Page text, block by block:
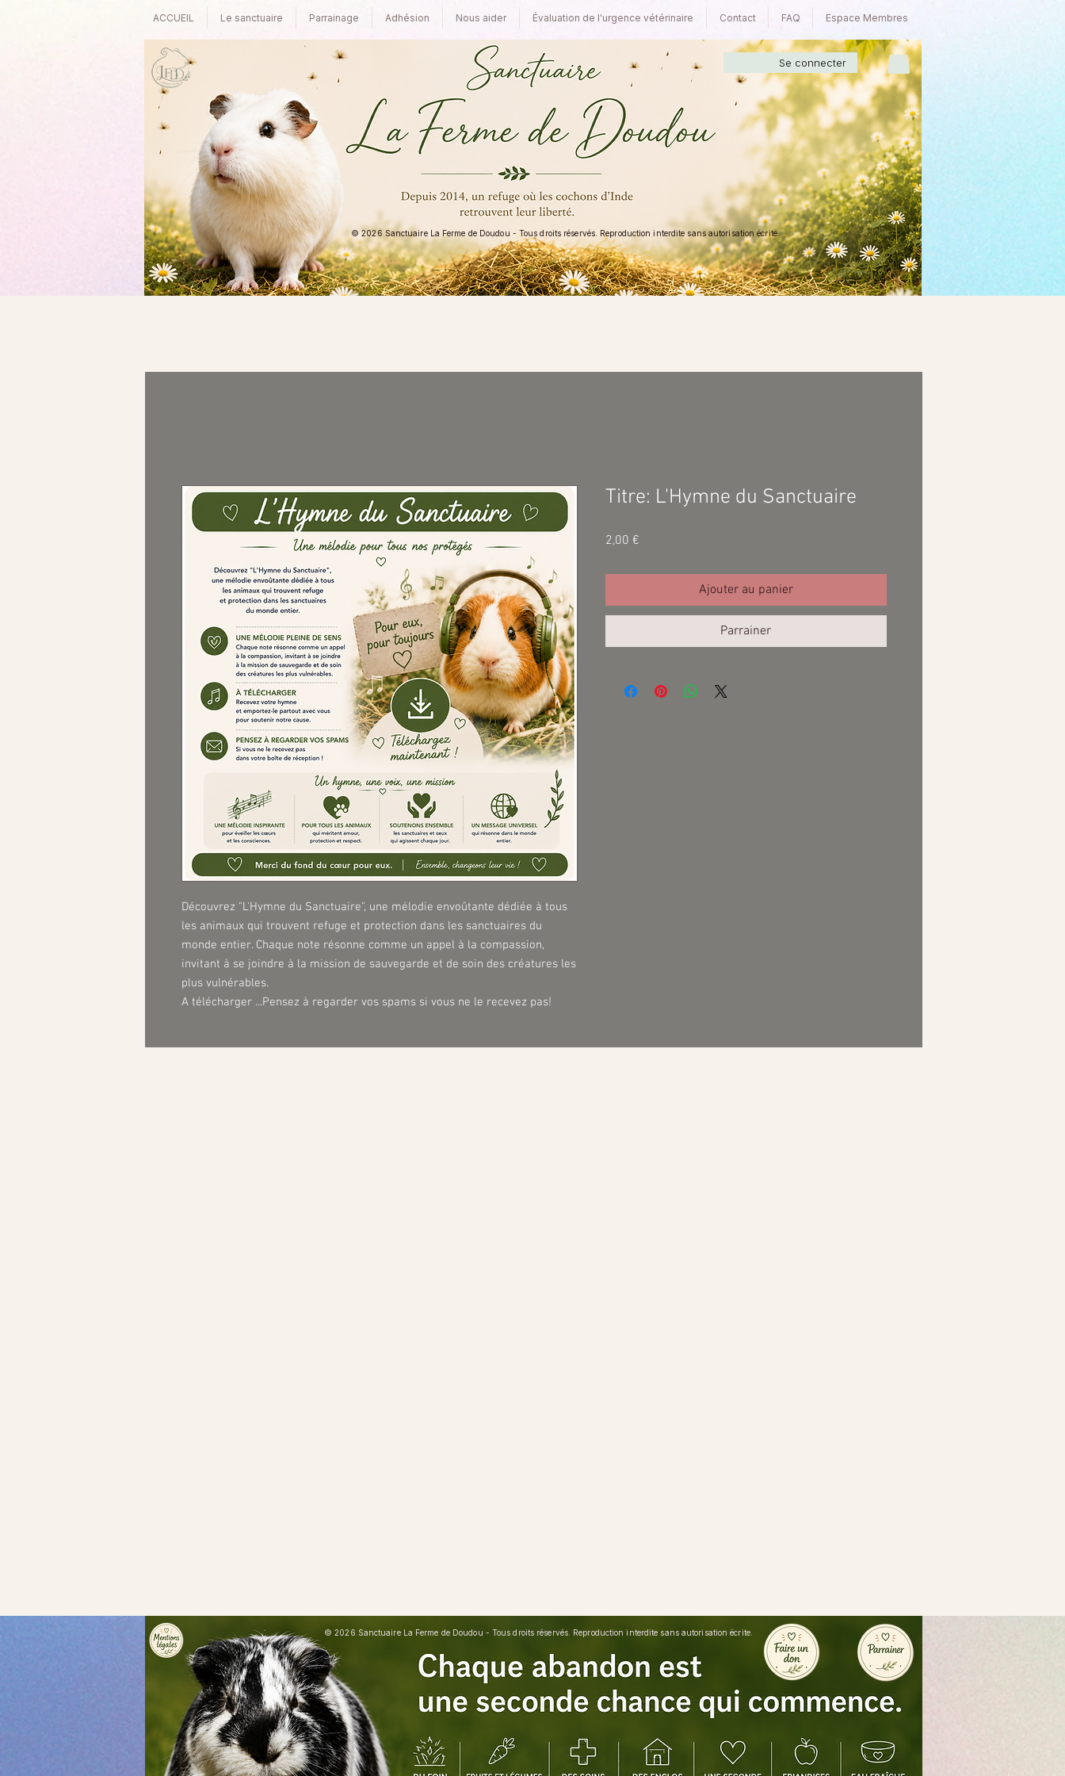
ACCUEIL Le sanctuaire Parrainage Adhésion Nous aider Évaluation de l'urgence vétérinaire Contact FAQ Espace Membres
Se connecter
© 2026 Sanctuaire La Ferme de Doudou - Tous droits réservés. Reproduction interdite sans autorisation écrite.
Découvrez "L'Hymne du Sanctuaire", une mélodie envoûtante dédiée à tous
les animaux qui trouvent refuge et protection dans les sanctuaires du
monde entier. Chaque note résonne comme un appel à la compassion,
invitant à se joindre à la mission de sauvegarde et de soin des créatures les
plus vulnérables.
A télécharger ...Pensez à regarder vos spams si vous ne le recevez pas!
Titre: L'Hymne du Sanctuaire
2,00 €Prix
Ajouter au panier
Parrainer
© 2026 Sanctuaire La Ferme de Doudou - Tous droits réservés. Reproduction interdite sans autorisation écrite.